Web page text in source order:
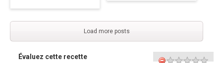
Load more posts
Évaluez cette recette